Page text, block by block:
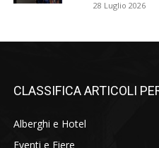
28 Luglio 2026
CLASSIFICA ARTICOLI
Alberghi e Hotel
Eventi e Fiere